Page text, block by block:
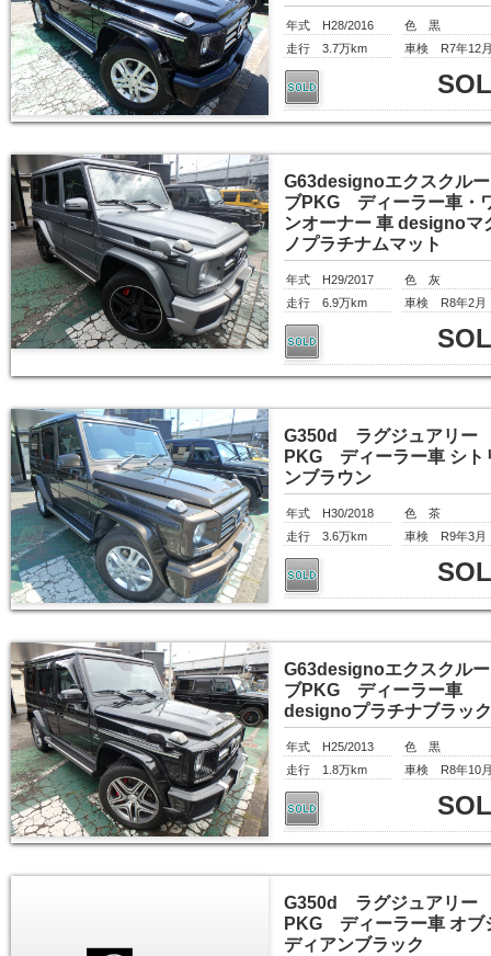
年式 H28/2016
走行 3.7万km
色 黒
車検 R7年12
G63designoエクスクル
ブPKG ディーラー車・
ンオーナー 車 designoマ
ノプラチナムマット
年式 H29/2017
走行 6.9万km
色 灰
車検 R8年2月
G350d ラグジュアリー
PKG ディーラー車 シト
ンブラウン
年式 H30/2018
走行 3.6万km
色 茶
車検 R9年3月
G63designoエクスクル
ブPKG ディーラー車
designoプラチナブラッ
年式 H25/2013
走行 1.8万km
色 黒
車検 R8年10
G350d ラグジュアリー
PKG ディーラー車 オブ
ディアンブラック